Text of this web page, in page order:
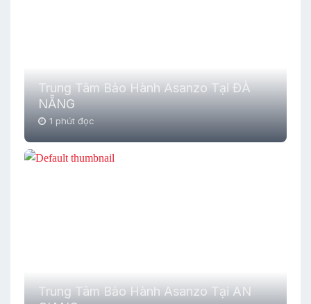
Trung Tâm Bảo Hành Asanzo Tại ĐÀ
NẴNG
1 phút đọc
Trung Tâm Bảo Hành Asanzo Tại AN